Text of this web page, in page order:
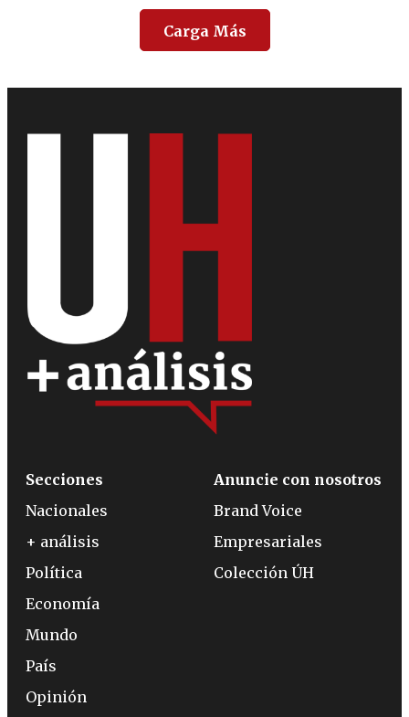
Carga Más
Secciones
Nacionales
+ análisis
Política
Economía
Mundo
País
Opinión
Anuncie con nosotros
Brand Voice
Empresariales
Colección ÚH